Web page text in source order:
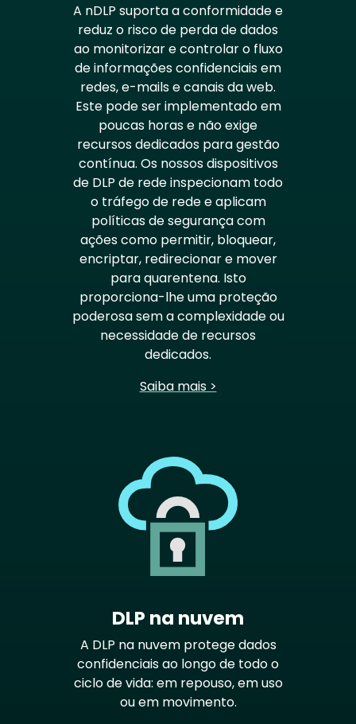
A nDLP suporta a conformidade e
reduz o risco de perda de dados
ao monitorizar e controlar o fluxo
de informações confidenciais em
redes, e-mails e canais da web.
Este pode ser implementado em
poucas horas e não exige
recursos dedicados para gestão
contínua. Os nossos dispositivos
de DLP de rede inspecionam todo
o tráfego de rede e aplicam
políticas de segurança com
ações como permitir, bloquear,
encriptar, redirecionar e mover
para quarentena. Isto
proporciona-lhe uma proteção
poderosa sem a complexidade ou
necessidade de recursos
dedicados.
Saiba mais >
DLP na nuvem
A DLP na nuvem protege dados
confidenciais ao longo de todo o
ciclo de vida: em repouso, em uso
ou em movimento.